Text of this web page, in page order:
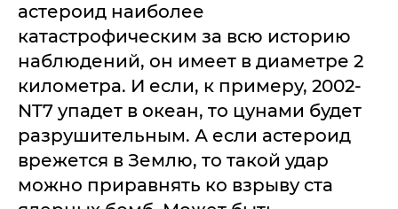
астероид наиболее
катастрофическим за всю историю
наблюдений, он имеет в диаметре 2
километра. И если, к примеру, 2002-
NT7 упадет в океан, то цунами будет
разрушительным. А если астероид
врежется в Землю, то такой удар
можно приравнять ко взрыву ста